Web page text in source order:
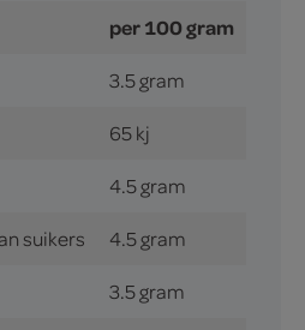
per 100 gram
3.5 gram
65 kj
4.5 gram
suikers 4.5 gram
3.5 gram